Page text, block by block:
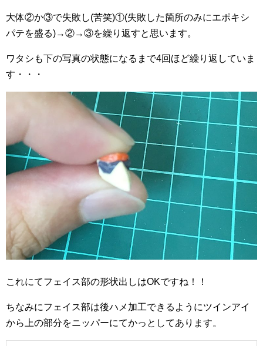
大体②か③で失敗し(苦笑)①(失敗した箇所のみにエポキシ
パテを盛る)→②→③を繰り返すと思います。
ワタシも下の写真の状態になるまで4回ほど繰り返していま
す・・・
これにてフェイス部の形状出しはOKですね！！
ちなみにフェイス部は後ハメ加工できるようにツインアイ
から上の部分をニッパーにてかっとしてあります。